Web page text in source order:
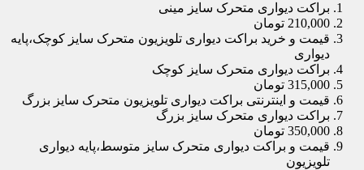
براکت دیواری متحرک سایز مینی
210,000 تومان
قیمت و خرید براکت دیواری تلویزیون متحرک سایز کوچک،پایه
دیواری
براکت دیواری متحرک سایز کوچک
315,000 تومان
قیمت و اینترنتی براکت دیواری تلویزیون متحرک سایز بزرگ
براکت دیواری متحرک سایز بزرگ
350,000 تومان
قیمت و براکت دیواری متحرک سایز متوسط،پایه دیواری
تلویزیون